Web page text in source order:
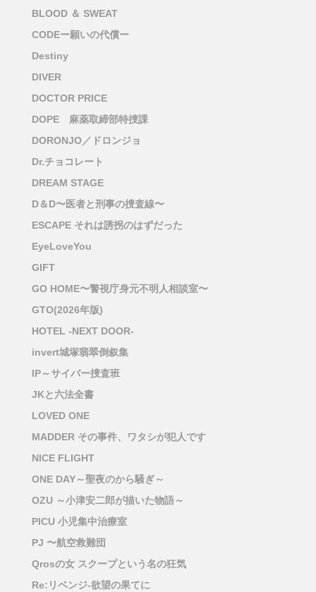
BLOOD ＆ SWEAT
CODEー願いの代償ー
Destiny
DIVER
DOCTOR PRICE
DOPE 麻薬取締部特捜課
DORONJO／ドロンジョ
Dr.チョコレート
DREAM STAGE
D＆D〜医者と刑事の捜査線〜
ESCAPE それは誘拐のはずだった
EyeLoveYou
GIFT
GO HOME〜警視庁身元不明人相談室〜
GTO(2026年版)
HOTEL -NEXT DOOR-
invert城塚翡翠倒叙集
IP～サイバー捜査班
JKと六法全書
LOVED ONE
MADDER その事件、ワタシが犯人です
NICE FLIGHT
ONE DAY～聖夜のから騒ぎ～
OZU ～小津安二郎が描いた物語～
PICU 小児集中治療室
PJ 〜航空救難団
Qrosの女 スクープという名の狂気
Re:リベンジ-欲望の果てに